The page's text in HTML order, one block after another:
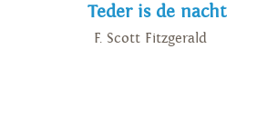
Teder is de nacht
F. Scott Fitzgerald